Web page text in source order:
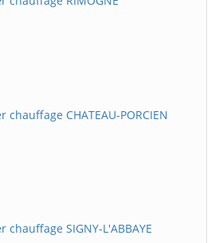
CHATEAU-PORCIEN
SIGNY-L'ABBAYE